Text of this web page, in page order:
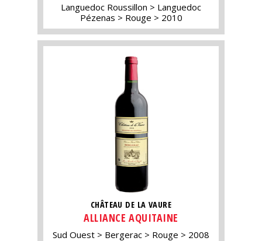
Languedoc Roussillon
Languedoc
Pézenas
Rouge 2010
CHÂTEAU DE LA VAURE
ALLIANCE AQUITAINE
Sud Ouest Bergerac Rouge 2008